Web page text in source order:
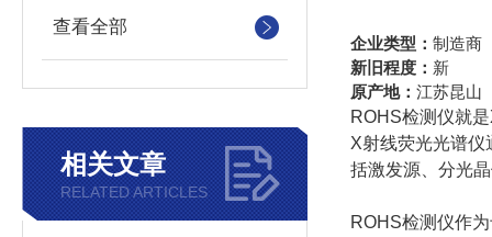
查看全部
相关文章
RELATED ARTICLES
企业类型： 制造商
新旧程度： 新
原产地： 江苏昆山
ROHS检测仪就
X射线荧光光谱
括激发源、分光
ROHS检测仪作